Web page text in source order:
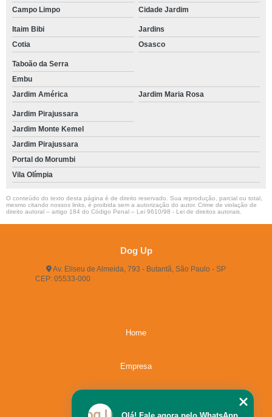
Campo Limpo
Cidade Jardim
Itaim Bibi
Jardins
Cotia
Osasco
Taboão da Serra
Embu
Jardim América
Jardim Maria Rosa
Jardim Pirajussara
Jardim Monte Kemel
Jardim Pirajussara
Portal do Morumbi
Vila Olímpia
O conteúdo do texto desta página é de direito reservado. Sua reprodução, parcial ou total,
mesmo citando nossos links, é proibida sem a autorização do autor. Crime de violação de
direito autoral – artigo 184 do Código Penal – Lei 9610/98 - Lei de direitos autorais.
Dog Up
Av. Eliseu de Almeida, 793 - Butantã, São Paulo - SP
CEP: 05533-000
Home
Empresa